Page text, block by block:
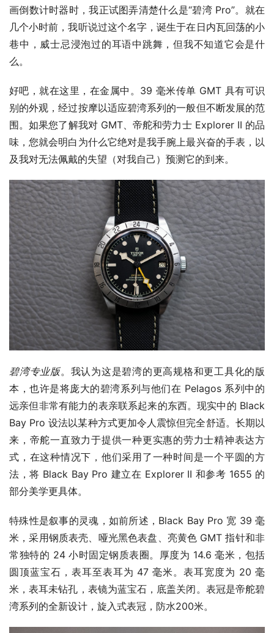
画倒数计时器时，我正试图弄清楚什么是“碧湾 Pro”。就在
几个小时前，我听说过这个名字，诞生于在日内瓦回荡的小
巷中，威士忌浸泡过的耳语中跳舞，但我不知道它会是什
么。
好吧，就在这里，在金属中。39 毫米传单 GMT 具有可识
别的外观，经过按摩以适应碧湾系列的一般但不断发展的范
围。如果您了解我对 GMT、帝舵和劳力士 Explorer II 的品
味，您就会明白为什么它绝对是我手腕上最兴奋的手表，以
及我对无法佩戴的失望（对我自己）预测它的到来。
碧湾专业版。我认为这是碧湾的更高规格和更工具化的版
本，也许是将庞大的碧湾系列与他们在 Pelagos 系列中的
远亲但非常有能力的表亲联系起来的东西。现实中的 Black
Bay Pro 设法以某种方式更加令人震惊但完全舒适。长期以
来，帝舵一直致力于提供一种更实惠的劳力士精神表达方
式，在这种情况下，他们采用了一种时间是一个平圆的方
法，将 Black Bay Pro 建立在 Explorer II 和参考 1655 的
部分美学更具体。
特殊性是叙事的灵魂，如前所述，Black Bay Pro 宽 39 毫
米，采用钢质表壳、哑光黑色表盘、亮黄色 GMT 指针和非
常独特的 24 小时固定钢质表圈。厚度为 14.6 毫米，包括
圆顶蓝宝石，表耳至表耳为 47 毫米。表耳宽度为 20 毫
米，表耳未钻孔，表镜为蓝宝石，底盖关闭。表冠是帝舵碧
湾系列的全新设计，旋入式表冠，防水200米。